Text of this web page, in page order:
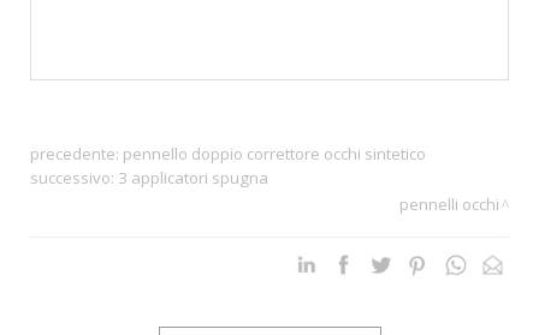
precedente: pennello doppio correttore occhi sintetico
successivo: 3 applicatori spugna
pennelli occhi